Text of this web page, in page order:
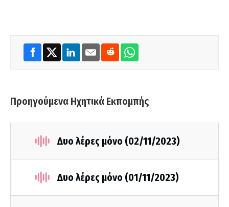
Προηγούμενα Ηχητικά Εκπομπής
Δυο λέρες μόνο (02/11/2023)
Δυο λέρες μόνο (01/11/2023)